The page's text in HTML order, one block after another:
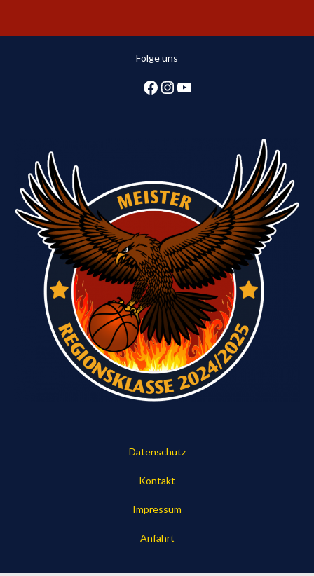
sichert
2.
Tabellenplatz
in
Regionsliga
Folge uns
Facebook
Instagram
YouTube
Datenschutz
Kontakt
Impressum
Anfahrt